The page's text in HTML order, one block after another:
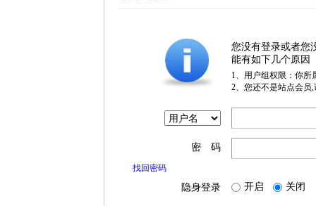
您没有登录或者您
能有如下几个原因
1、用户组权限：你所
2、您还不是站点会员
密 码
找回密码
隐身登录 开启 关闭